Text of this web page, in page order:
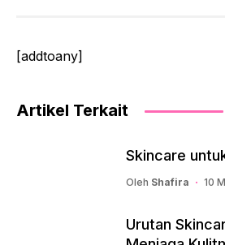
[addtoany]
Artikel Terkait
Skincare
Oleh Shafira 10
Urutan